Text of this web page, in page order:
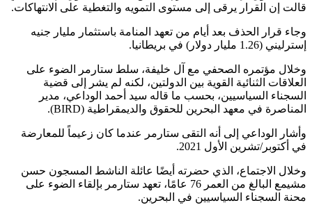
قالت إن القرار يرقى إلى مستوى التمويه والتغطية على الانتهاكات.
وجاء قرار الحذف بعد أيام من تعهد المنامة باستثمار مليار جنيه
إسترليني (1.26 مليار دولار) في بريطانيا.
وخلال مؤتمره الصحفي مع آل خليفة، سلط ستارمر الضوء على
العلاقات الثنائية القوية بين الدولتين، لكنه لم يشر إلى قضية
السجناء السياسيين، بحسب ما قاله سيد أحمد الوداعي، مدير
المناصرة في معهد البحرين للحقوق والديمقراطية (BIRD).
وأشار الوداعي إلى أنه التقى ستارمر عندما كان زعيماً للمعارضة
في أكتوبر/تشرين الأول 2021.
وخلال الاجتماع، الذي حضرته أيضًا عائلة الناشط المسجون حسن
مشيمع البالغ من العمر 76 عامًا، تعهد ستارمر بإلقاء الضوء على
محنة السجناء السياسيين في البحرين.